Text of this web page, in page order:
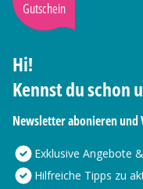
Gutschein
Hi!
Kennst du schon
Newsletter abonieren und
Exklusive Angebote
Hilfreiche Tipps zu